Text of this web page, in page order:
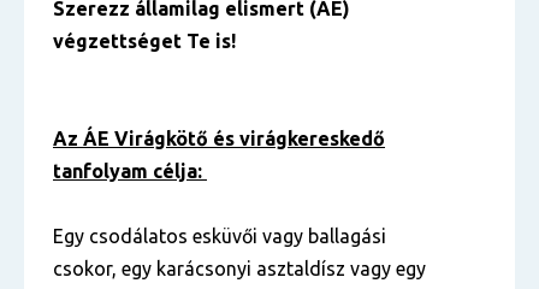
Szerezz államilag elismert (ÁE)
végzettséget Te is!
Az ÁE Virágkötő és virágkereskedő
tanfolyam célja:
Egy csodálatos esküvői vagy ballagási
csokor, egy karácsonyi asztaldísz vagy egy